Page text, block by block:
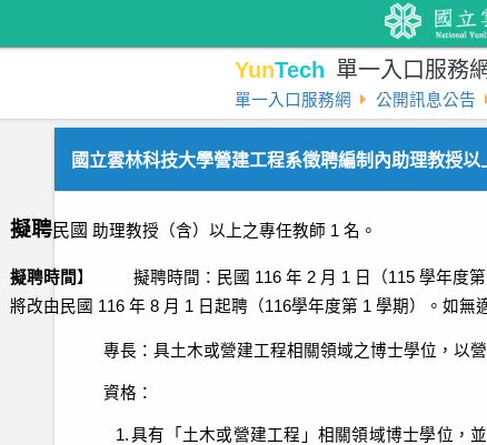
YunTech 單一入口服務網
單一入口服務網 公開訊息公告
國立雲林科技大學營建工程系徵聘編制內助理教授以
擬聘民國 助理教授（含）以上之專任教師 1名。
擬聘時間 】 擬聘時間： 民國 116年 2 月 1 日（115學年度第
將改由民國 116年 8 月 1 日起聘（116學年度第 1學期）。如無
專長：具土木或營建工程相關領域之博士學位，以
資格：
1. 具有「土木或營建工程」相關領域博士學位，